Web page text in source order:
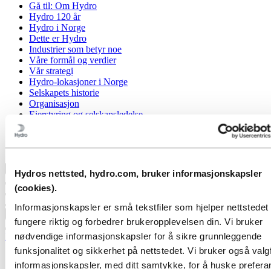
Hydros nettsted, hydro.com, bruker informasjonskapsler
(cookies).
Informasjonskapsler er små tekstfiler som hjelper nettstedet
fungere riktig og forbedrer brukeropplevelsen din. Vi bruker
nødvendige informasjonskapsler for å sikre grunnleggende
funksjonalitet og sikkerhet på nettstedet. Vi bruker også
informasjonskapsler, med ditt samtykke, for å huske
Gå til: Om Hydro
Hydro 120 år
Hydro i Norge
Dette er Hydro
Industrier som betyr noe
Våre formål og verdier
Vår strategi
Hydro-lokasjoner i Norge
Selskapets historie
Organisasjon
Eierstyring og selskapsledelse
Stories by Hydro
Tilbake til hovedmenyen
Media
Mediekontakt